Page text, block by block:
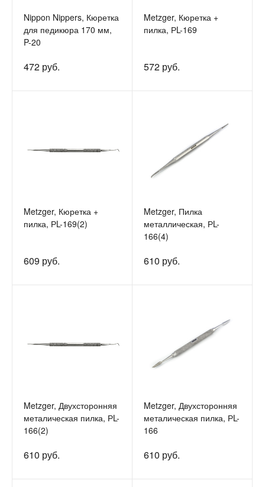
Nippon Nippers, Кюретка
для педикюра 170 мм,
P-20
472 руб.
Metzger, Кюретка +
пилка, РL-169
572 руб.
Metzger, Кюретка +
пилка, РL-169(2)
609 руб.
Metzger, Пилка
металлическая, РL-
166(4)
610 руб.
Metzger, Двухсторонняя
металическая пилка, РL-
166(2)
610 руб.
Metzger, Двухсторонняя
металическая пилка, РL-
166
610 руб.